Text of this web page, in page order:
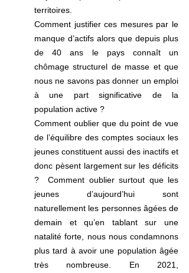
territoires.
Comment justifier ces mesures par le
manque d’actifs alors que depuis plus
de 40 ans le pays connaît un
chômage structurel de masse et que
nous ne savons pas donner un emploi
à une part significative de la
population active ?
Comment oublier que du point de vue
de l’équilibre des comptes sociaux les
jeunes constituent aussi des inactifs et
donc pèsent largement sur les déficits
?  Comment oublier surtout que les
jeunes d’aujourd’hui sont
naturellement les personnes âgées de
demain et qu’en tablant sur une
natalité forte, nous nous condamnons
plus tard à avoir une population âgée
très nombreuse. En 2021,